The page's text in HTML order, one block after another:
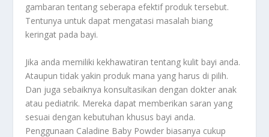
gambaran tentang seberapa efektif produk tersebut.
Tentunya untuk dapat mengatasi masalah biang
keringat pada bayi.
Jika anda memiliki kekhawatiran tentang kulit bayi anda.
Ataupun tidak yakin produk mana yang harus di pilih.
Dan juga sebaiknya konsultasikan dengan dokter anak
atau pediatrik. Mereka dapat memberikan saran yang
sesuai dengan kebutuhan khusus bayi anda.
Penggunaan Caladine Baby Powder biasanya cukup